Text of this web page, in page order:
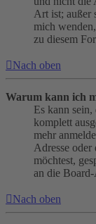
Art ist; außer
mich
zu diesem
Nach oben
Warum kann ich
Es kann
komplett
mehr
Adresse
möchtest,
an die
Nach oben